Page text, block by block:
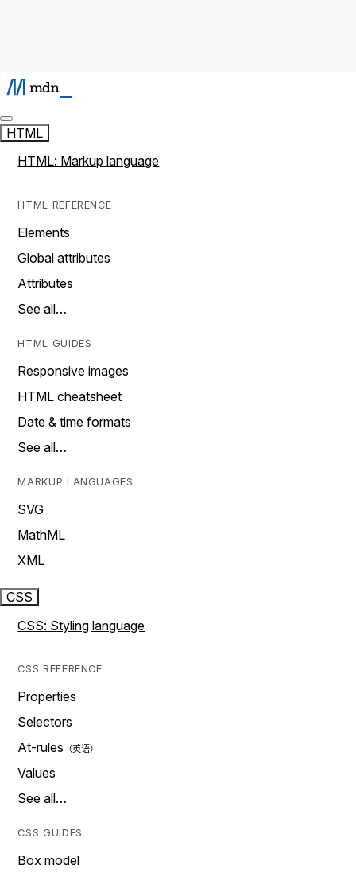
HTML
HTML: Markup language
HTML REFERENCE
Elements
Global attributes
Attributes
See all…
HTML GUIDES
Responsive images
HTML cheatsheet
Date & time formats
See all…
MARKUP LANGUAGES
SVG
MathML
XML
CSS
CSS: Styling language
CSS REFERENCE
Properties
Selectors
At-rules
Values
See all…
CSS GUIDES
Box model